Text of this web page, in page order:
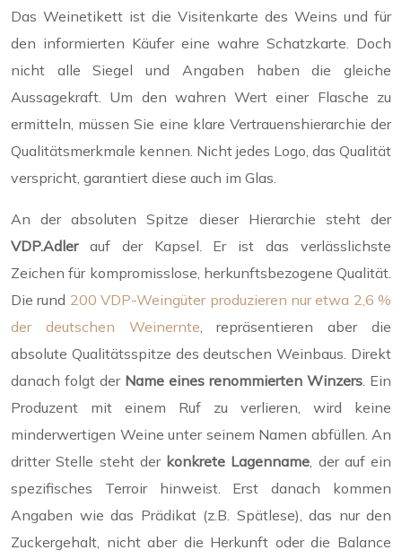
Das Weinetikett ist die Visitenkarte des Weins und für
den informierten Käufer eine wahre Schatzkarte. Doch
nicht alle Siegel und Angaben haben die gleiche
Aussagekraft. Um den wahren Wert einer Flasche zu
ermitteln, müssen Sie eine klare Vertrauenshierarchie der
Qualitätsmerkmale kennen. Nicht jedes Logo, das Qualität
verspricht, garantiert diese auch im Glas.
An der absoluten Spitze dieser Hierarchie steht der
VDP.Adlerauf der Kapsel. Er ist das verlässlichste
Zeichen für kompromisslose, herkunftsbezogene Qualität.
Die rund 200 VDP-Weingüter produzieren nur etwa 2,6 %
der deutschen Weinernte, repräsentieren aber die
absolute Qualitätsspitze des deutschen Weinbaus. Direkt
danach folgt der Name eines renommierten Winzers. Ein
Produzent mit einem Ruf zu verlieren, wird keine
minderwertigen Weine unter seinem Namen abfüllen. An
dritter Stelle steht der konkrete Lagenname, der auf ein
spezifisches Terroir hinweist. Erst danach kommen
Angaben wie das Prädikat (z.B. Spätlese), das nur den
Zuckergehalt, nicht aber die Herkunft oder die Balance